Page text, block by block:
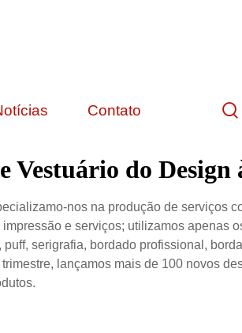
Contato
Vestuário do Design
nos na produção de serviços
e serviços; utilizamos apenas
serigrafia, bordado profissional,
lançamos mais de 100 novos